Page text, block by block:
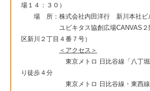
場１４：３０）
場 所：株式会社内田洋行 新川本社ビ
ユビキタス協創広場CANVAS２
区新川２丁目４番７号）
＜アクセス＞
東京メトロ 日比谷線「八丁堀駅
り徒歩４分
東京メトロ 日比谷線・東西線「